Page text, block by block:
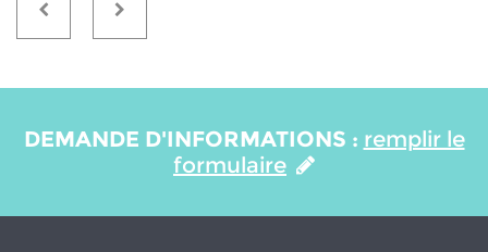
DEMANDE D'INFORMATIONS : remplir le
formulaire